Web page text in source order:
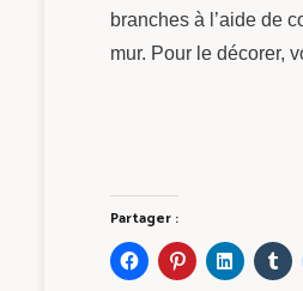
branches à l’aide de
mur. Pour le décorer,
Partager :